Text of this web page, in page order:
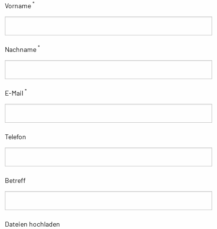
Vorname *
Nachname *
E-Mail *
Telefon
Betreff
Dateien hochladen